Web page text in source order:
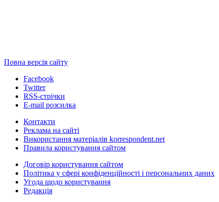
Повна версія сайту
Facebook
Twitter
RSS-стрічки
E-mail розсилка
Контакти
Реклама на сайті
Використання матеріалів korrespondent.net
Правила користування сайтом
Договір користування сайтом
Політика у сфері конфіденційності і персональних даних
Угода щодо користування
Редакція